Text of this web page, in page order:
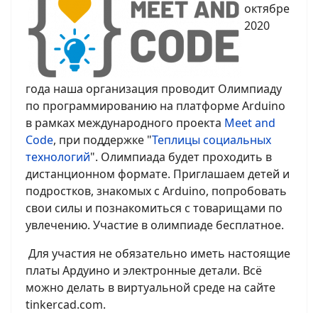
октябре
2020
года наша организация проводит Олимпиаду
по программированию на платформе Arduino
в рамках международного проекта Meet and
Code, при поддержке "Теплицы социальных
технологий". Олимпиада будет проходить в
дистанционном формате. Приглашаем детей и
подростков, знакомых с Arduino, попробовать
свои силы и познакомиться с товарищами по
увлечению. Участие в олимпиаде бесплатное.
Для участия не обязательно иметь настоящие
платы Ардуино и электронные детали. Всё
можно делать в виртуальной среде на сайте
tinkercad.com.